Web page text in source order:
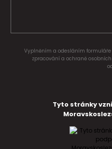
Vyplněním a odesláním
zpracování a ochraně
Tyto stránky